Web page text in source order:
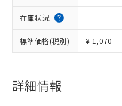
在庫状況
標準価格(税別) ¥ 1,070
詳細情報